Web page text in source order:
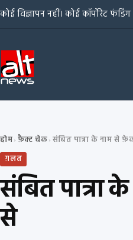
Skip to content
कोई विज्ञापन नहीं। कोई कॉर्पोरेट
होम› फ़ैक्ट चेक›
ग़लत
संबित पात्रा
से